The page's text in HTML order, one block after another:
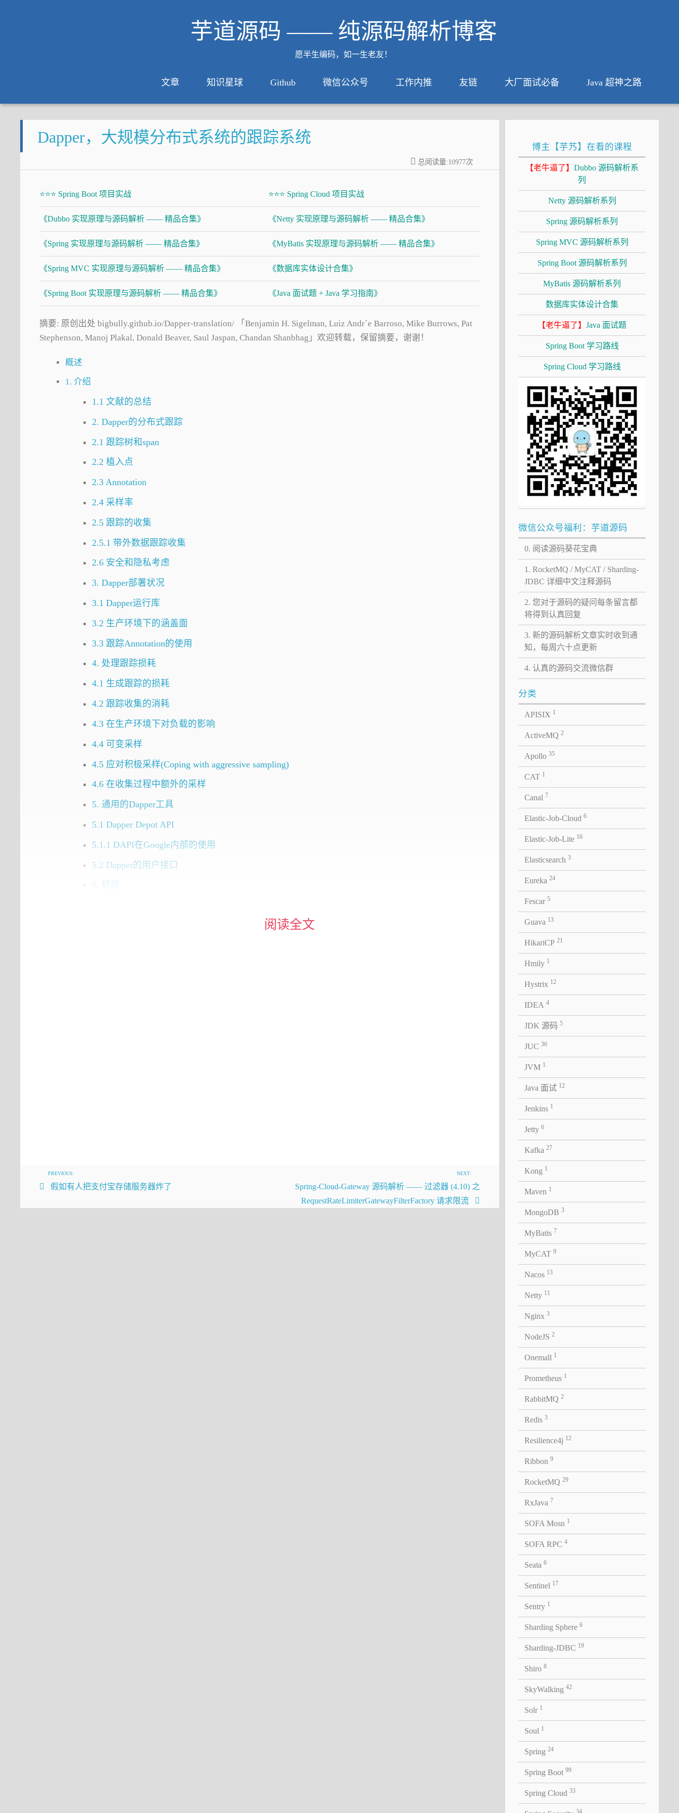
芋道源码 —— 纯源码解析博客
愿半生编码，如一生老友！
文章 知识星球 Github 微信公众号 工作内推 友链 大厂面试必备 Java 超神之路
Dapper，大规模分布式系统的跟踪系统
总阅读量:10977次
阅读全文
⭐⭐⭐ Spring Boot 项目实战 ⭐⭐⭐ Spring Cloud 项目实战
《Dubbo 实现原理与源码解析 —— 精品合集》 《Netty 实现原理与源码解析 —— 精品合集》
《Spring 实现原理与源码解析 —— 精品合集》 《MyBatis 实现原理与源码解析 —— 精品合集》
《Spring MVC 实现原理与源码解析 —— 精品合集》 《数据库实体设计合集》
《Spring Boot 实现原理与源码解析 —— 精品合集》 《Java 面试题 + Java 学习指南》
摘要: 原创出处 bigbully.github.io/Dapper-translation/ 「Benjamin H. Sigelman, Luiz Andr´e Barroso, Mike Burrows, Pat
Stephenson, Manoj Plakal, Donald Beaver, Saul Jaspan, Chandan Shanbhag」欢迎转载，保留摘要，谢谢！
概述
1. 介绍
1.1 文献的总结
2. Dapper的分布式跟踪
2.1 跟踪树和span
2.2 植入点
2.3 Annotation
2.4 采样率
2.5 跟踪的收集
2.5.1 带外数据跟踪收集
2.6 安全和隐私考虑
3. Dapper部署状况
3.1 Dapper运行库
3.2 生产环境下的涵盖面
3.3 跟踪Annotation的使用
4. 处理跟踪损耗
4.1 生成跟踪的损耗
4.2 跟踪收集的消耗
4.3 在生产环境下对负载的影响
4.4 可变采样
4.5 应对积极采样(Coping with aggressive sampling)
4.6 在收集过程中额外的采样
5. 通用的Dapper工具
5.1 Dapper Depot API
5.1.1 DAPI在Google内部的使用
5.2 Dapper的用户接口
6. 经验
当代的互联网的服务，通常都是用复杂的、大规模分布式集群来实现的。互联网应用构建在不同的软件模块集上，这
些软件模块，有可能是由不同的团队开发、可能使用不同的编程语言来实现、有可能布在了几千台服务器，横跨多个
PREVIOUS:
假如有人把支付宝存储服务器炸了
NEXT:
Spring-Cloud-Gateway 源码解析 —— 过滤器 (4.10) 之
RequestRateLimiterGatewayFilterFactory 请求限流
博主【芋艿】在看的课程
【老牛逼了】Dubbo 源码解析系
列
Netty 源码解析系列
Spring 源码解析系列
Spring MVC 源码解析系列
Spring Boot 源码解析系列
MyBatis 源码解析系列
数据库实体设计合集
【老牛逼了】Java 面试题
Spring Boot 学习路线
Spring Cloud 学习路线
微信公众号福利：芋道源码
0. 阅读源码葵花宝典
1. RocketMQ / MyCAT / Sharding-
JDBC 详细中文注释源码
2. 您对于源码的疑问每条留言都
将得到认真回复
3. 新的源码解析文章实时收到通
知，每周六十点更新
4. 认真的源码交流微信群
分类
APISIX 1
ActiveMQ 2
Apollo 35
CAT 1
Canal 7
Elastic-Job-Cloud 6
Elastic-Job-Lite 16
Elasticsearch 3
Eureka 24
Fescar 5
Guava 13
HikariCP 21
Hmily 1
Hystrix 12
IDEA 4
JDK 源码 5
JUC 36
JVM 1
Java 面试 12
Jenkins 1
Jetty 6
Kafka 27
Kong 1
Maven 1
MongoDB 3
MyBatis 7
MyCAT 9
Nacos 13
Netty 11
Nginx 3
NodeJS 2
Onemall 1
Prometheus 1
RabbitMQ 2
Redis 3
Resilience4j 12
Ribbon 9
RocketMQ 29
RxJava 7
SOFA Mosn 1
SOFA RPC 4
Seata 6
Sentinel 17
Sentry 1
Sharding Sphere 6
Sharding-JDBC 19
Shiro 8
SkyWalking 42
Solr 1
Soul 1
Spring 24
Spring Boot 99
Spring Cloud 33
34